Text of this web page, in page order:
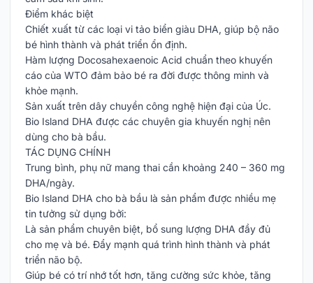
Điểm khác biệt
Chiết xuất từ các loại vi tảo biển giàu DHA, giúp bộ não
bé hình thành và phát triển ổn định.
Hàm lượng Docosahexaenoic Acid chuẩn theo khuyến
cáo của WTO đảm bảo bé ra đời được thông minh và
khỏe mạnh.
Sản xuất trên dây chuyền công nghệ hiện đại của Úc.
Bio Island DHA được các chuyên gia khuyến nghị nên
dùng cho bà bầu.
TÁC DỤNG CHÍNH
Trung bình, phụ nữ mang thai cần khoảng 240 – 360 mg
DHA/ngày.
Bio Island DHA cho bà bầu là sản phẩm được nhiều mẹ
tin tưởng sử dụng bởi:
Là sản phẩm chuyên biệt, bổ sung lượng DHA đầy đủ
cho mẹ và bé. Đẩy mạnh quá trình hình thành và phát
triển não bộ.
Giúp bé có trí nhớ tốt hơn, tăng cường sức khỏe, tăng